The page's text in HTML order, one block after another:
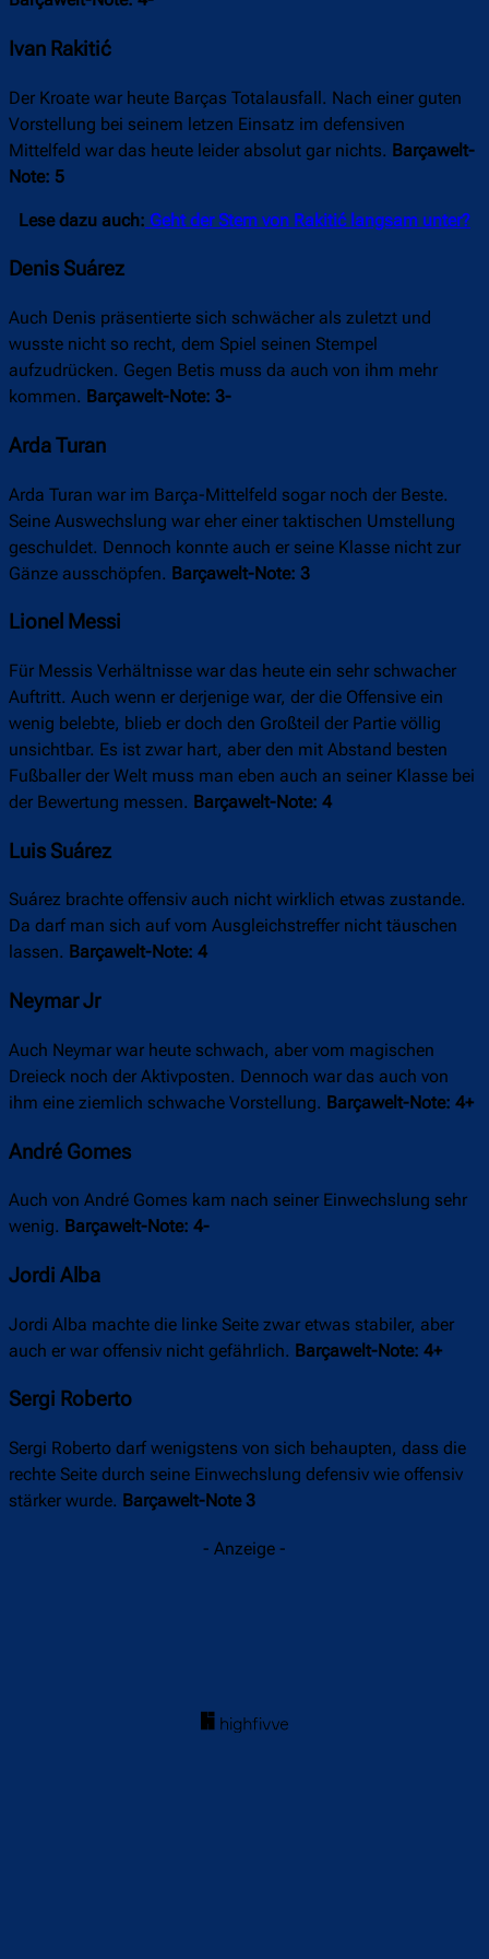
Ivan Rakitić
Der Kroate war heute Barças Totalausfall. Nach einer guten
Vorstellung bei seinem letzen Einsatz im defensiven
Mittelfeld war das heute leider absolut gar nichts. Barçawelt-
Note: 5
Lese dazu auch: Geht der Stern von Rakitić langsam unter?
Denis Suárez
Auch Denis präsentierte sich schwächer als zuletzt und
wusste nicht so recht, dem Spiel seinen Stempel
aufzudrücken. Gegen Betis muss da auch von ihm mehr
kommen. Barçawelt-Note: 3-
Arda Turan
Arda Turan war im Barça-Mittelfeld sogar noch der Beste.
Seine Auswechslung war eher einer taktischen Umstellung
geschuldet. Dennoch konnte auch er seine Klasse nicht zur
Gänze ausschöpfen. Barçawelt-Note: 3
Lionel Messi
Für Messis Verhältnisse war das heute ein sehr schwacher
Auftritt. Auch wenn er derjenige war, der die Offensive ein
wenig belebte, blieb er doch den Großteil der Partie völlig
unsichtbar. Es ist zwar hart, aber den mit Abstand besten
Fußballer der Welt muss man eben auch an seiner Klasse bei
der Bewertung messen. Barçawelt-Note: 4
Luis Suárez
Suárez brachte offensiv auch nicht wirklich etwas zustande.
Da darf man sich auf vom Ausgleichstreffer nicht täuschen
lassen. Barçawelt-Note: 4
Neymar Jr
Auch Neymar war heute schwach, aber vom magischen
Dreieck noch der Aktivposten. Dennoch war das auch von
ihm eine ziemlich schwache Vorstellung. Barçawelt-Note: 4+
André Gomes
Auch von André Gomes kam nach seiner Einwechslung sehr
wenig. Barçawelt-Note: 4-
Jordi Alba
Jordi Alba machte die linke Seite zwar etwas stabiler, aber
auch er war offensiv nicht gefährlich. Barçawelt-Note: 4+
Sergi Roberto
Sergi Roberto darf wenigstens von sich behaupten, dass die
rechte Seite durch seine Einwechslung defensiv wie offensiv
stärker wurde. Barçawelt-Note 3
- Anzeige -